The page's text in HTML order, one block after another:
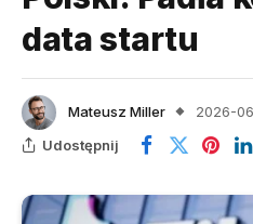
data startu
Mateusz Miller
2026-
Udostępnij